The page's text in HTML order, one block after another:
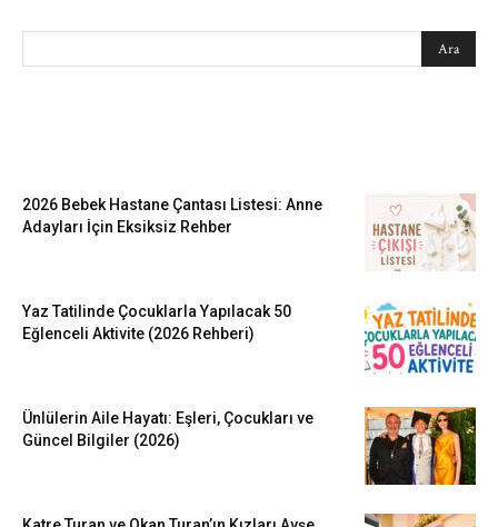
2026 Bebek Hastane Çantası Listesi: Anne
Adayları İçin Eksiksiz Rehber
Yaz Tatilinde Çocuklarla Yapılacak 50
Eğlenceli Aktivite (2026 Rehberi)
Ünlülerin Aile Hayatı: Eşleri, Çocukları ve
Güncel Bilgiler (2026)